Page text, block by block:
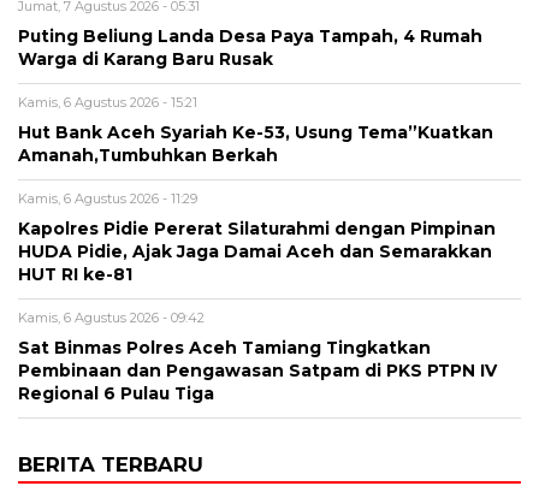
Jumat, 7 Agustus 2026 - 05:31
Puting Beliung Landa Desa Paya Tampah, 4 Rumah
Warga di Karang Baru Rusak
Kamis, 6 Agustus 2026 - 15:21
Hut Bank Aceh Syariah Ke-53, Usung Tema”Kuatkan
Amanah,Tumbuhkan Berkah
Kamis, 6 Agustus 2026 - 11:29
Kapolres Pidie Pererat Silaturahmi dengan Pimpinan
HUDA Pidie, Ajak Jaga Damai Aceh dan Semarakkan
HUT RI ke-81
Kamis, 6 Agustus 2026 - 09:42
Sat Binmas Polres Aceh Tamiang Tingkatkan
Pembinaan dan Pengawasan Satpam di PKS PTPN IV
Regional 6 Pulau Tiga
BERITA TERBARU